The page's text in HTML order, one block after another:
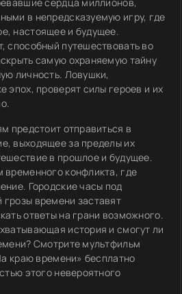
в непредсказуемую игру, где
настоящее и будущее.
способный путешествовать во
самую охраняемую тайну
личность. Ловушки,
эпох, проверят силы героев и их
предстоит отправиться в
выходящее за пределы их
в прошлое и будущее.
временного конфликта, где
Городские часы под
времени заставят
ответы на грани возможного.
история и смогут ли
Смотрите мультфильм
краю времени» бесплатно
этого невероятного